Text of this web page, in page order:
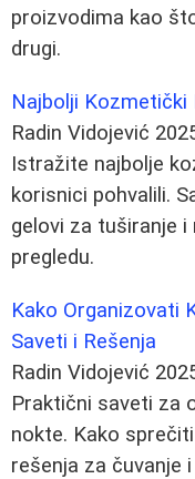
proizvodima kao
drugi.
Najbolji
Radin Vidojević
Istražite najbolje
korisnici pohvalili.
gelovi za tuširanje
pregledu.
Kako Organizovati
Saveti i Rešenja
Radin Vidojević
Praktični saveti za
nokte. Kako
rešenja za čuvanje